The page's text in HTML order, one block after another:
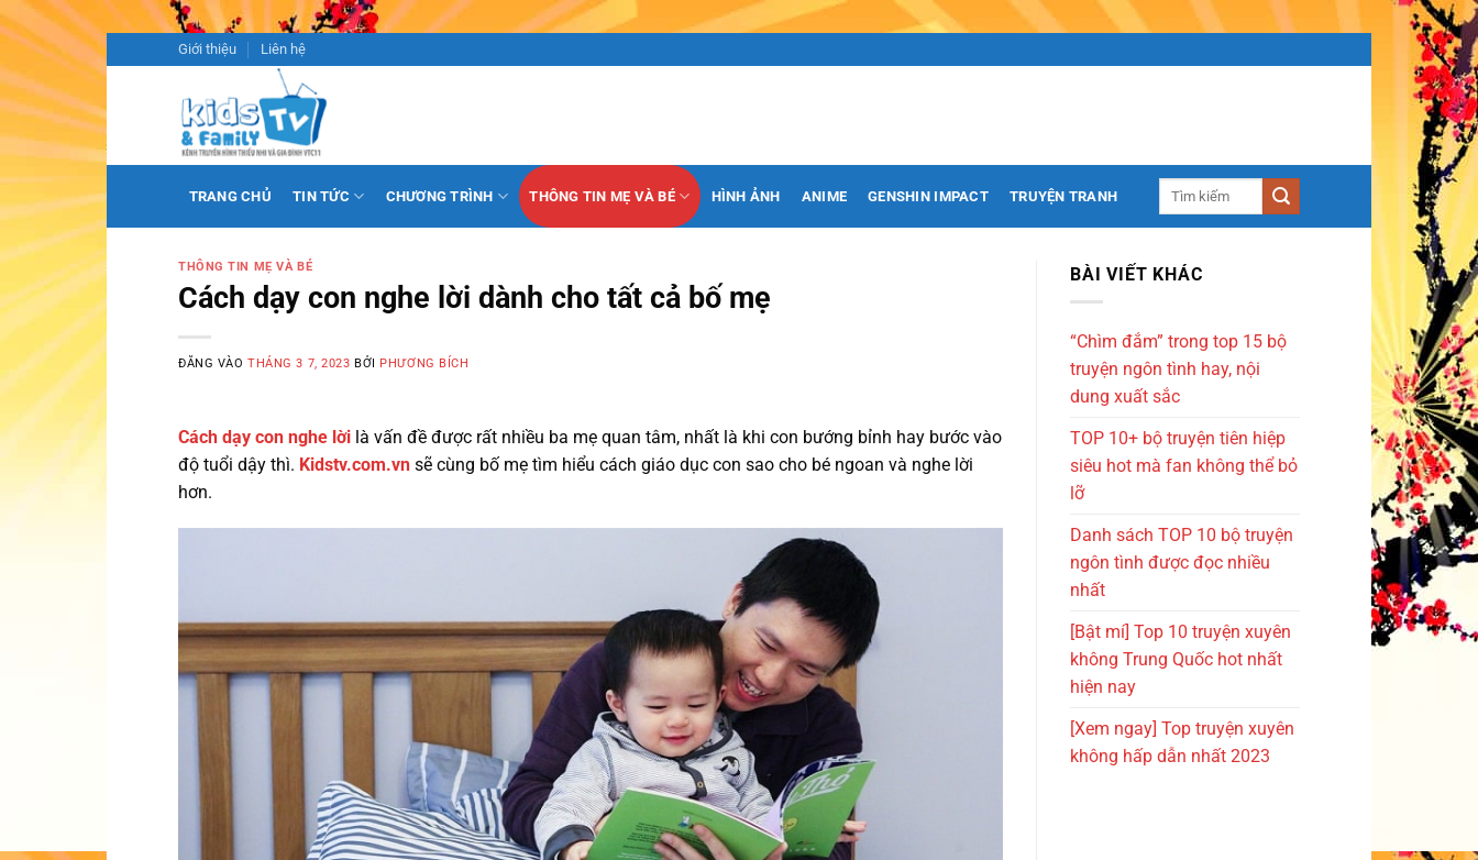
Bỏ
qua
dung
Giới thiệu Liên hệ
TRANG CHỦ TIN TỨC CHƯƠNG TRÌNH THÔNG TIN MẸ VÀ BÉ HÌNH ẢNH ANIME GENSHIN IMPACT TRUYỆN TRANH
THÔNG TIN MẸ VÀ BÉ
Cách dạy con nghe lời dành cho tất cả bố mẹ
ĐĂNG VÀOTHÁNG 3 7, 2023 BỞI PHƯƠNG BÍCH
Cách dạy con nghe lời là vấn đề được rất nhiều ba mẹ quan tâm, nhất là khi con bướng bỉnh hay bước vào
độ tuổi dậy thì. Kidstv.com.vn sẽ cùng bố mẹ tìm hiểu cách giáo dục con sao cho bé ngoan và nghe lời
hơn.
BÀI VIẾT KHÁC
“Chìm đắm” trong top 15 bộ
truyện ngôn tình hay, nội
dung xuất sắc
TOP 10+ bộ truyện tiên hiệp
siêu hot mà fan không thể bỏ
lỡ
Danh sách TOP 10 bộ truyện
ngôn tình được đọc nhiều
nhất
[Bật mí] Top 10 truyện xuyên
không Trung Quốc hot nhất
hiện nay
[Xem ngay] Top truyện xuyên
không hấp dẫn nhất 2023